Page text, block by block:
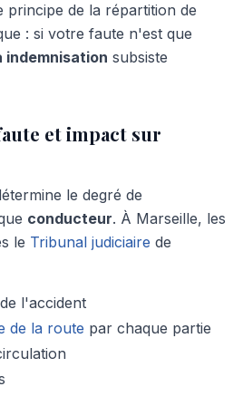
principe de la répartition de
: si votre faute n'est que
indemnisation subsiste
et impact sur
le degré de
conducteur. À Marseille, les
le Tribunal judiciaire de
l'accident
de la route par chaque partie